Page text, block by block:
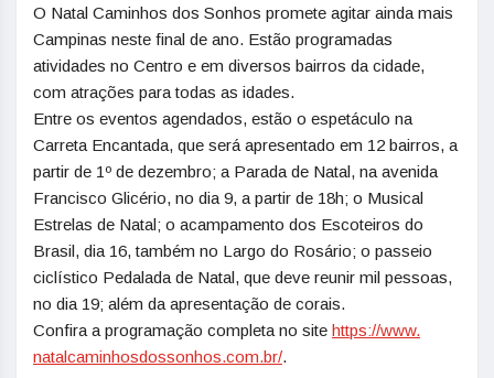
O Natal Caminhos dos Sonhos promete agitar ainda mais
Campinas neste final de ano. Estão programadas
atividades no Centro e em diversos bairros da cidade,
com atrações para todas as idades.
Entre os eventos agendados, estão o espetáculo na
Carreta Encantada, que será apresentado em 12 bairros, a
partir de 1º de dezembro; a Parada de Natal, na avenida
Francisco Glicério, no dia 9, a partir de 18h; o Musical
Estrelas de Natal; o acampamento dos Escoteiros do
Brasil, dia 16, também no Largo do Rosário; o passeio
ciclístico Pedalada de Natal, que deve reunir mil pessoas,
no dia 19; além da apresentação de corais.
Confira a programação completa no site https://www.
natalcaminhosdossonhos.com.br/.